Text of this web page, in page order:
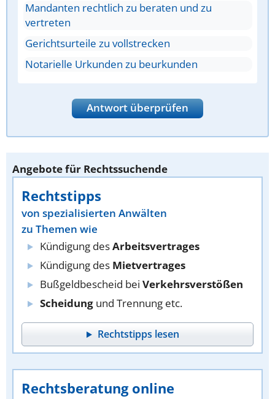
Mandanten rechtlich zu beraten und zu
vertreten
Gerichtsurteile zu vollstrecken
Notarielle Urkunden zu beurkunden
Antwort überprüfen
Angebote für Rechtssuchende
Rechtstipps
von spezialisierten Anwälten
zu Themen wie
Kündigung desArbeitsvertrages
Kündigung des Mietvertrages
Bußgeldbescheid bei Verkehrsverstößen
Scheidung und Trennung etc.
Rechtstipps lesen
Rechtsberatung online